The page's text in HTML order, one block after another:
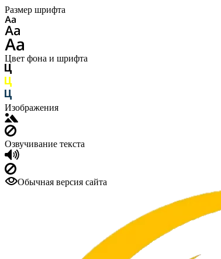
Размер шрифта
Цвет фона и шрифта
Изображения
Озвучивание текста
Обычная версия сайта